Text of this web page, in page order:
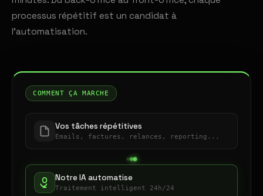
processus répétitif est un candidat à
l'automatisation.
COMMENT ÇA MARCHE
Vos tâches répétitives
Emails, factures, relances, reporting...
Notre IA automatise
Traitement intelligent 24h/24